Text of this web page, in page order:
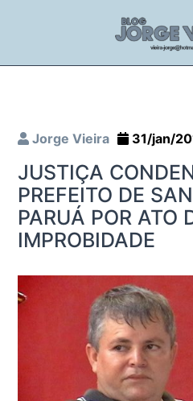
Jorge Vieira 31/jan/
JUSTIÇA
PREFEITO DE
PARUÁ POR ATO
IMPROBIDADE